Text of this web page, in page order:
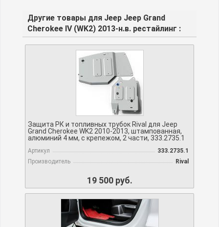
Другие товары для Jeep Jeep Grand
Cherokee IV (WK2) 2013-н.в. рестайлинг :
Защита РК и топливных трубок Rival для Jeep
Grand Cherokee WK2 2010-2013, штампованная,
алюминий 4 мм, с крепежом, 2 части, 333.2735.1
Артикул
333.2735.1
Производитель
Rival
19 500 руб.